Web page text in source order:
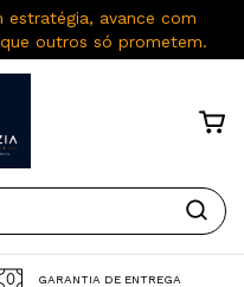
estratégia, avance com
outros só prometem.
GARANTIA DE ENTREGA